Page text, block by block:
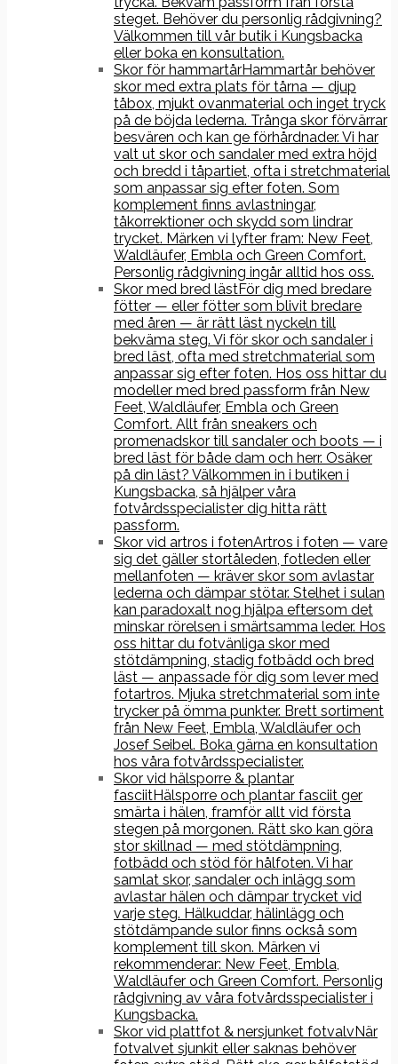
steget. Behöver du personlig rådgivning?
Välkommen till vår butik i Kungsbacka
eller boka en konsultation.
Skor för hammartårHammartår behöver
skor med extra plats för tårna — djup
tåbox, mjukt ovanmaterial och inget tryck
på de böjda lederna. Trånga skor förvärrar
besvären och kan ge förhårdnader. Vi har
valt ut skor och sandaler med extra höjd
och bredd i tåpartiet, ofta i stretchmaterial
som anpassar sig efter foten. Som
komplement finns avlastningar,
tåkorrektioner och skydd som lindrar
trycket. Märken vi lyfter fram: New Feet,
Waldläufer, Embla och Green Comfort.
Personlig rådgivning ingår alltid hos oss.
Skor med bred lästFör dig med bredare
fötter — eller fötter som blivit bredare
med åren — är rätt läst nyckeln till
bekväma steg. Vi för skor och sandaler i
bred läst, ofta med stretchmaterial som
anpassar sig efter foten. Hos oss hittar du
modeller med bred passform från New
Feet, Waldläufer, Embla och Green
Comfort. Allt från sneakers och
promenadskor till sandaler och boots — i
bred läst för både dam och herr. Osäker
på din läst? Välkommen in i butiken i
Kungsbacka, så hjälper våra
fotvårdsspecialister dig hitta rätt
passform.
Skor vid artros i fotenArtros i foten — vare
sig det gäller stortåleden, fotleden eller
mellanfoten — kräver skor som avlastar
lederna och dämpar stötar. Stelhet i sulan
kan paradoxalt nog hjälpa eftersom det
minskar rörelsen i smärtsamma leder. Hos
oss hittar du fotvänliga skor med
stötdämpning, stadig fotbädd och bred
läst — anpassade för dig som lever med
fotartros. Mjuka stretchmaterial som inte
trycker på ömma punkter. Brett sortiment
från New Feet, Embla, Waldläufer och
Josef Seibel. Boka gärna en konsultation
hos våra fotvårdsspecialister.
Skor vid hälsporre & plantar
fasciitHälsporre och plantar fasciit ger
smärta i hälen, framför allt vid första
stegen på morgonen. Rätt sko kan göra
stor skillnad — med stötdämpning,
fotbädd och stöd för hålfoten. Vi har
samlat skor, sandaler och inlägg som
avlastar hälen och dämpar trycket vid
varje steg. Hälkuddar, hälinlägg och
stötdämpande sulor finns också som
komplement till skon. Märken vi
rekommenderar: New Feet, Embla,
Waldläufer och Green Comfort. Personlig
rådgivning av våra fotvårdsspecialister i
Kungsbacka.
Skor vid plattfot & nersjunket fotvalvNär
fotvalvet sjunkit eller saknas behöver